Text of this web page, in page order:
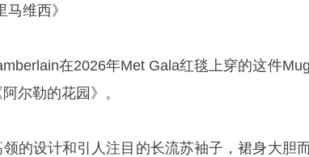
马维西》
在2026年Met Gala红毯上穿的这件
尔勒的花园》。
的设计和引人注目的长流苏袖子，裙身大胆